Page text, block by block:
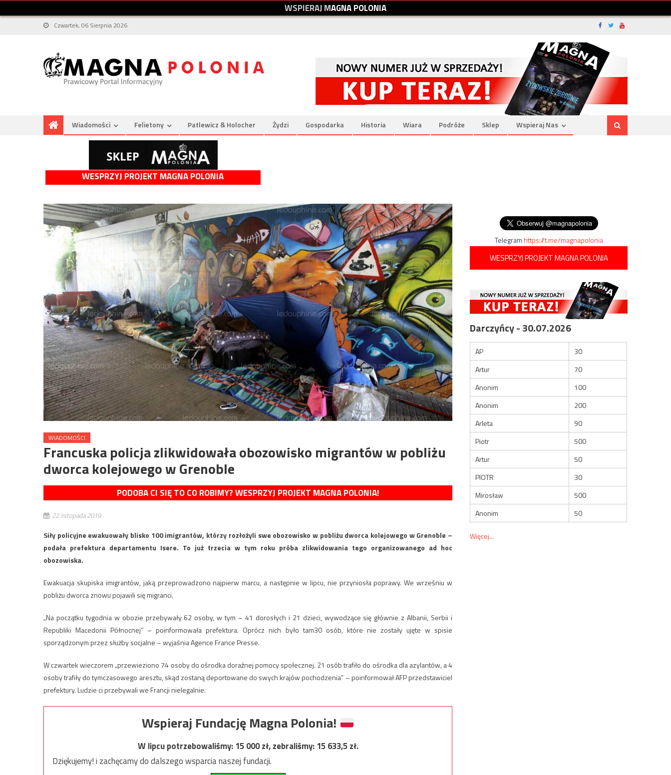
WSPIERAJMAGNAPOLONIA
Czwartek, 06 Sierpnia 2026
Wiadomości Felietony Patlewicz & Holocher Żydzi Gospodarka Historia Wiara Podróże Sklep Wspieraj Nas
WESPRZYJ PROJEKT MAGNA POLONIA
WIADOMOŚCI
Francuska policja zlikwidowała obozowisko migrantów w pobliżu
dworca kolejowego w Grenoble
PODOBA CI SIĘ TO CO ROBIMY? WESPRZYJ PROJEKT MAGNA POLONIA!
22 listopada 2019
Siły policyjne ewakuowały blisko 100 imigrantów, którzy rozłożyli swe obozowisko w pobliżu dworca kolejowego w Grenoble –
podała prefektura departamentu Isere. To już trzecia w tym roku próba zlikwidowania tego organizowanego ad hoc
obozowiska.
Ewakuacja skupiska imigrantów, jaką przeprowadzono najpierw marcu, a następnie w lipcu, nie przyniosła poprawy. We wrześniu w
pobliżu dworca znowu pojawili się migranci.
„Na początku tygodnia w obozie przebywały 62 osoby, w tym – 41 dorosłych i 21 dzieci, wywodzące się głównie z Albanii, Serbii i
Republiki Macedonii Północnej” – poinformowała prefektura. Oprócz nich było tam30 osób, które nie zostały ujęte w spisie
sporządzonym przez służby socjalne – wyjaśnia Agence France Presse.
W czwartek wieczorem „przewieziono 74 osoby do ośrodka doraźnej pomocy społecznej. 21 osób trafiło do ośrodka dla azylantów, a 4
osoby trafiły do tymczasowego aresztu, skąd zostaną deportowane do swych krajów pochodzenia” – poinformował AFP przedstawiciel
prefektury. Ludzie ci przebywali we Francji nielegalnie.
Wspieraj Fundację Magna Polonia!
W lipcu potrzebowaliśmy:15 000zł, zebraliśmy:15 633,5zł.
Dziękujemy! i zachęcamy do dalszego wsparcia naszej fundacji.
Telegramhttps://t.me/magnapolonia
WESPRZYJ PROJEKT MAGNA POLONIA
Darczyńcy - 30.07.2026
AP
30
Artur
70
Anonim
100
Anonim
200
Arleta
90
Piotr
500
Artur
50
PIOTR
30
Mirosław
500
Anonim
50
Więcej...